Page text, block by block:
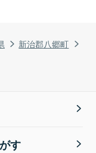
新治郡八郷町
す